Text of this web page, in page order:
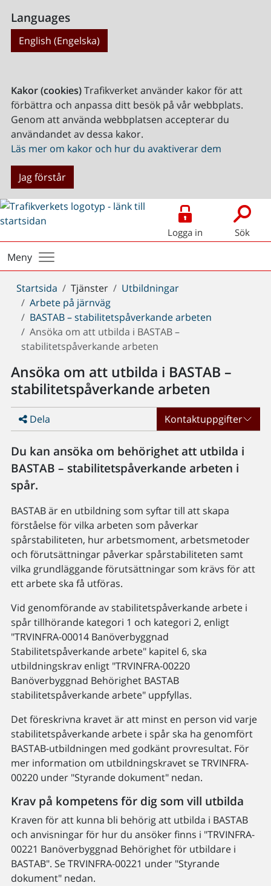
Languages
English (Engelska)
Kakor (cookies)Trafikverket använder kakor för att
förbättra och anpassa ditt besök på vår webbplats.
Genom att använda webbplatsen accepterar du
användandet av dessa kakor.
Läs mer om kakor och hur du avaktiverar dem
Jag förstår
Logga in Sök
Meny
Du
är
här:
Startsida Tjänster
Utbildningar
Arbete på järnväg
BASTAB – stabilitetspåverkande arbeten
Ansöka om att utbilda i BASTAB –
stabilitetspåverkande arbeten
Ansöka om att utbilda i BASTAB –
stabilitetspåverkande arbeten
Dela Kontaktuppgifter
Du kan ansöka om behörighet att utbilda i
BASTAB – stabilitetspåverkande arbeten i
spår.
BASTAB är en utbildning som syftar till att skapa
förståelse för vilka arbeten som påverkar
spårstabiliteten, hur arbetsmoment, arbetsmetoder
och förutsättningar påverkar spårstabiliteten samt
vilka grundläggande förutsättningar som krävs för att
ett arbete ska få utföras.
Vid genomförande av stabilitetspåverkande arbete i
spår tillhörande kategori 1 och kategori 2, enligt
"TRVINFRA-00014 Banöverbyggnad
Stabilitetspåverkande arbete" kapitel 6, ska
utbildningskrav enligt "TRVINFRA-00220
Banöverbyggnad Behörighet BASTAB
stabilitetspåverkande arbete" uppfyllas.
Det föreskrivna kravet är att minst en person vid varje
stabilitetspåverkande arbete i spår ska ha genomfört
BASTAB-utbildningen med godkänt provresultat. För
mer information om utbildningskravet se TRVINFRA-
00220 under "Styrande dokument" nedan.
Krav på kompetens för dig som vill utbilda
Kraven för att kunna bli behörig att utbilda i BASTAB
och anvisningar för hur du ansöker finns i "TRVINFRA-
00221 Banöverbyggnad Behörighet för utbildare i
BASTAB". Se TRVINFRA-00221 under "Styrande
dokument" nedan.